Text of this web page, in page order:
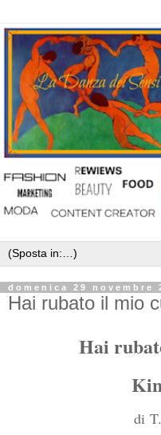
domenica 29 novembre
Hai rubato il mio
Hai
di